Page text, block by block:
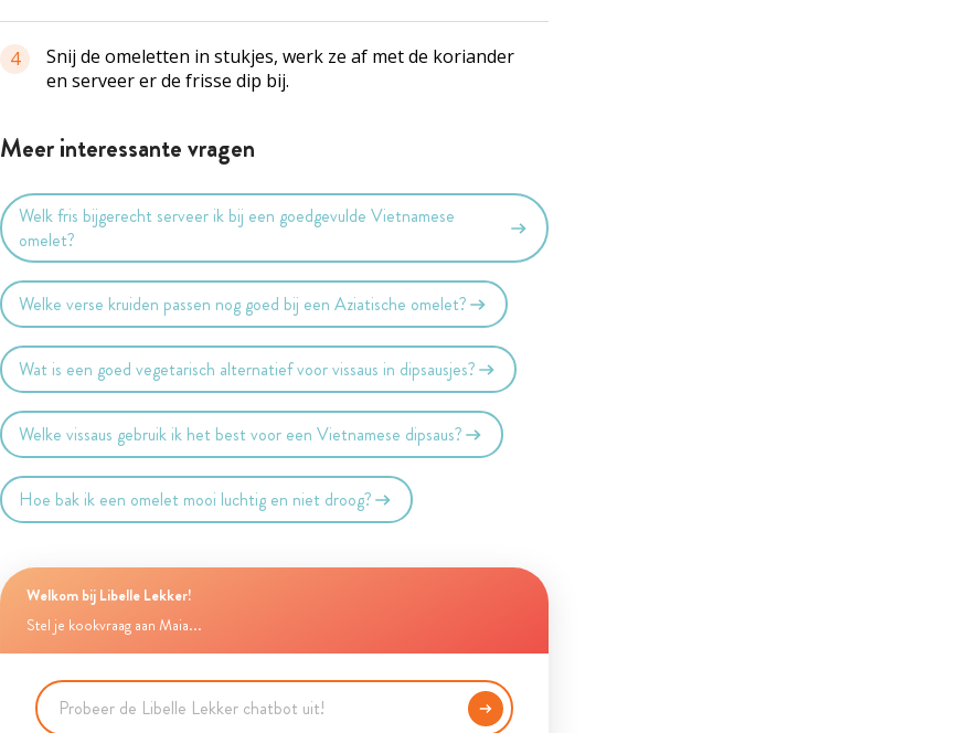
4
Snij de omeletten in stukjes, werk ze af met de koriander
en serveer er de frisse dip bij.
Meer interessante vragen
Welk fris bijgerecht serveer ik bij een goedgevulde Vietnamese
omelet?
Welke verse kruiden passen nog goed bij een Aziatische omelet?
Wat is een goed vegetarisch alternatief voor vissaus in dipsausjes?
Welke vissaus gebruik ik het best voor een Vietnamese dipsaus?
Hoe bak ik een omelet mooi luchtig en niet droog?
Welkom bij Libelle Lekker!
Stel je kookvraag aan Maia...